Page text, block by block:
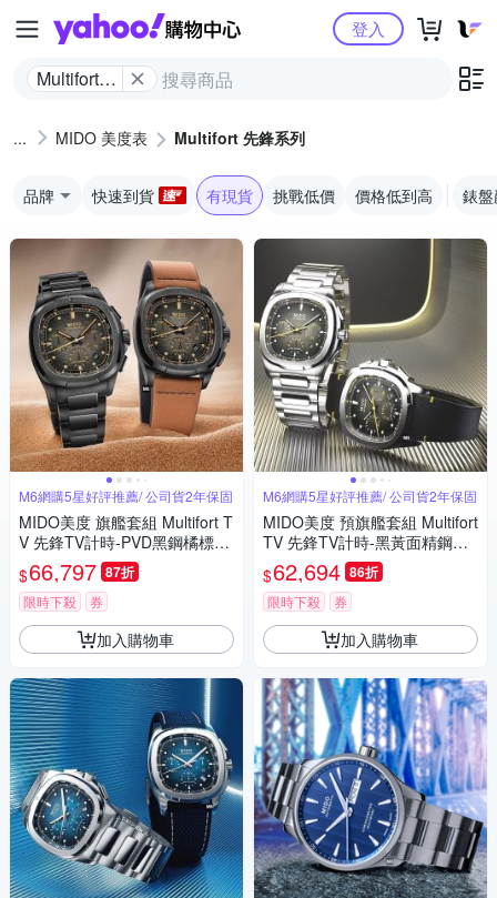
Yahoo購物中心
Multifort
登入
MIDO 美度表 Multifort 先鋒系列
品牌 快速到貨 有現貨 挑戰低價 價格低到高 錶
M6網購5星好評推薦/ 公司貨2年保固
MIDO美度 旗艦套組 Multifort T
V 先鋒TV計時-PVD黑鋼橘標款
M6 (M0495273308100)
$66,797 87折
限時下殺 券
加入購物車
M6網購5星好評推薦/ 公司貨2年保固
MIDO美度 預旗艦套組 Multifort
TV 先鋒TV計時-黑黃面精鋼款
M6 (M0495271108100)
$62,694 86折
限時下殺 券
加入購物車